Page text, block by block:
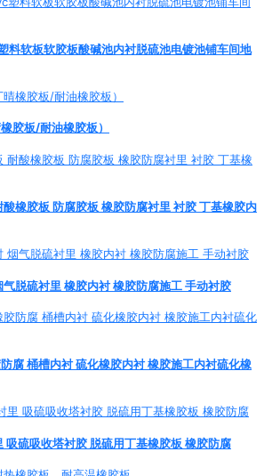
软板软胶板酸碱池内衬脱硫池电镀池铺车间地
胶板/耐油橡胶板）
橡胶板 防腐胶板 橡胶防腐衬里 衬胶 丁基橡胶内
脱硫衬里 橡胶内衬 橡胶防腐施工 手动衬胶
腐 桶槽内衬 硫化橡胶内衬 橡胶施工内衬硫化橡
吸硫吸收塔衬胶 脱硫用丁基橡胶板 橡胶防腐